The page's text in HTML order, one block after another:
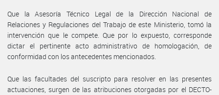
Que la Asesoría Técnico Legal de la Dirección Nacional de
Relaciones y Regulaciones del Trabajo de este Ministerio, tomó la
intervención que le compete. Que por lo expuesto, corresponde
dictar el pertinente acto administrativo de homologación, de
conformidad con los antecedentes mencionados.
Que las facultades del suscripto para resolver en las presentes
actuaciones, surgen de las atribuciones otorgadas por el DECTO-